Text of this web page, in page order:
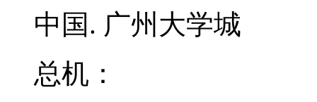
中国. 广州大学城
总机：